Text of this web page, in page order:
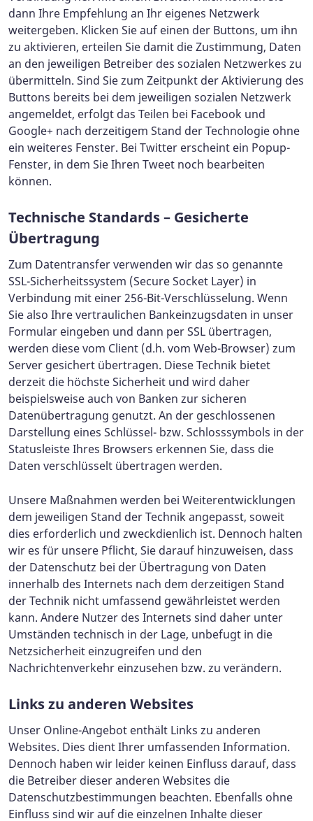
dann Ihre Empfehlung an Ihr eigenes Netzwerk
weitergeben. Klicken Sie auf einen der Buttons, um ihn
zu aktivieren, erteilen Sie damit die Zustimmung, Daten
an den jeweiligen Betreiber des sozialen Netzwerkes zu
übermitteln. Sind Sie zum Zeitpunkt der Aktivierung des
Buttons bereits bei dem jeweiligen sozialen Netzwerk
angemeldet, erfolgt das Teilen bei Facebook und
Google+ nach derzeitigem Stand der Technologie ohne
ein weiteres Fenster. Bei Twitter erscheint ein Popup-
Fenster, in dem Sie Ihren Tweet noch bearbeiten
können.
Technische Standards – Gesicherte
Übertragung
Zum Datentransfer verwenden wir das so genannte
SSL-Sicherheitssystem (Secure Socket Layer) in
Verbindung mit einer 256-Bit-Verschlüsselung. Wenn
Sie also Ihre vertraulichen Bankeinzugsdaten in unser
Formular eingeben und dann per SSL übertragen,
werden diese vom Client (d.h. vom Web-Browser) zum
Server gesichert übertragen. Diese Technik bietet
derzeit die höchste Sicherheit und wird daher
beispielsweise auch von Banken zur sicheren
Datenübertragung genutzt. An der geschlossenen
Darstellung eines Schlüssel- bzw. Schlosssymbols in der
Statusleiste Ihres Browsers erkennen Sie, dass die
Daten verschlüsselt übertragen werden.
Unsere Maßnahmen werden bei Weiterentwicklungen
dem jeweiligen Stand der Technik angepasst, soweit
dies erforderlich und zweckdienlich ist. Dennoch halten
wir es für unsere Pflicht, Sie darauf hinzuweisen, dass
der Datenschutz bei der Übertragung von Daten
innerhalb des Internets nach dem derzeitigen Stand
der Technik nicht umfassend gewährleistet werden
kann. Andere Nutzer des Internets sind daher unter
Umständen technisch in der Lage, unbefugt in die
Netzsicherheit einzugreifen und den
Nachrichtenverkehr einzusehen bzw. zu verändern.
Links zu anderen Websites
Unser Online-Angebot enthält Links zu anderen
Websites. Dies dient Ihrer umfassenden Information.
Dennoch haben wir leider keinen Einfluss darauf, dass
die Betreiber dieser anderen Websites die
Datenschutzbestimmungen beachten. Ebenfalls ohne
Einfluss sind wir auf die einzelnen Inhalte dieser